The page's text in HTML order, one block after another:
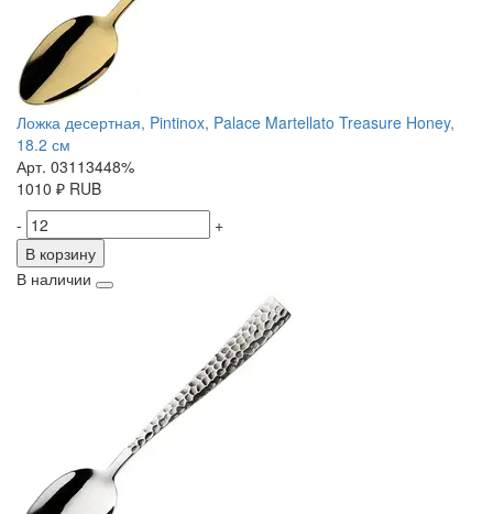
Ложка десертная, Pintinox, Palace Martellato Treasure Honey,
18.2 см
Арт. 03113448%
1010 ₽ RUB
-
+
В корзину
В наличии